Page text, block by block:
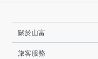
關於山富
旅客服務